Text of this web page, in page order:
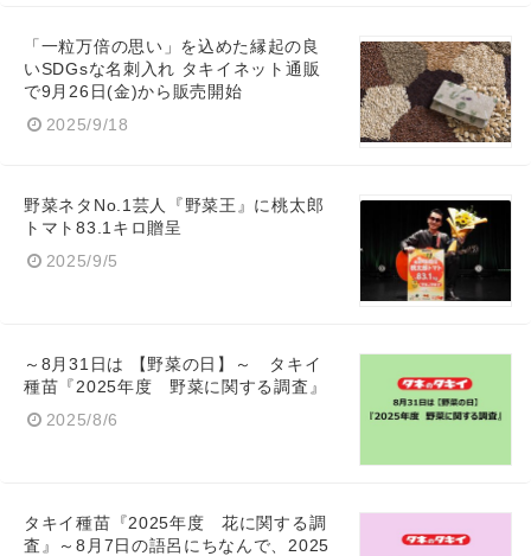
「一粒万倍の思い」を込めた縁起の良
いSDGsな名刺入れ タキイネット通販
で9月26日(金)から販売開始
2025/9/18
野菜ネタNo.1芸人『野菜王』に桃太郎
トマト83.1キロ贈呈
2025/9/5
～8月31日は 【野菜の日】～ タキイ
種苗『2025年度 野菜に関する調査』
2025/8/6
タキイ種苗『2025年度 花に関する調
査』～8月7日の語呂にちなんで、2025